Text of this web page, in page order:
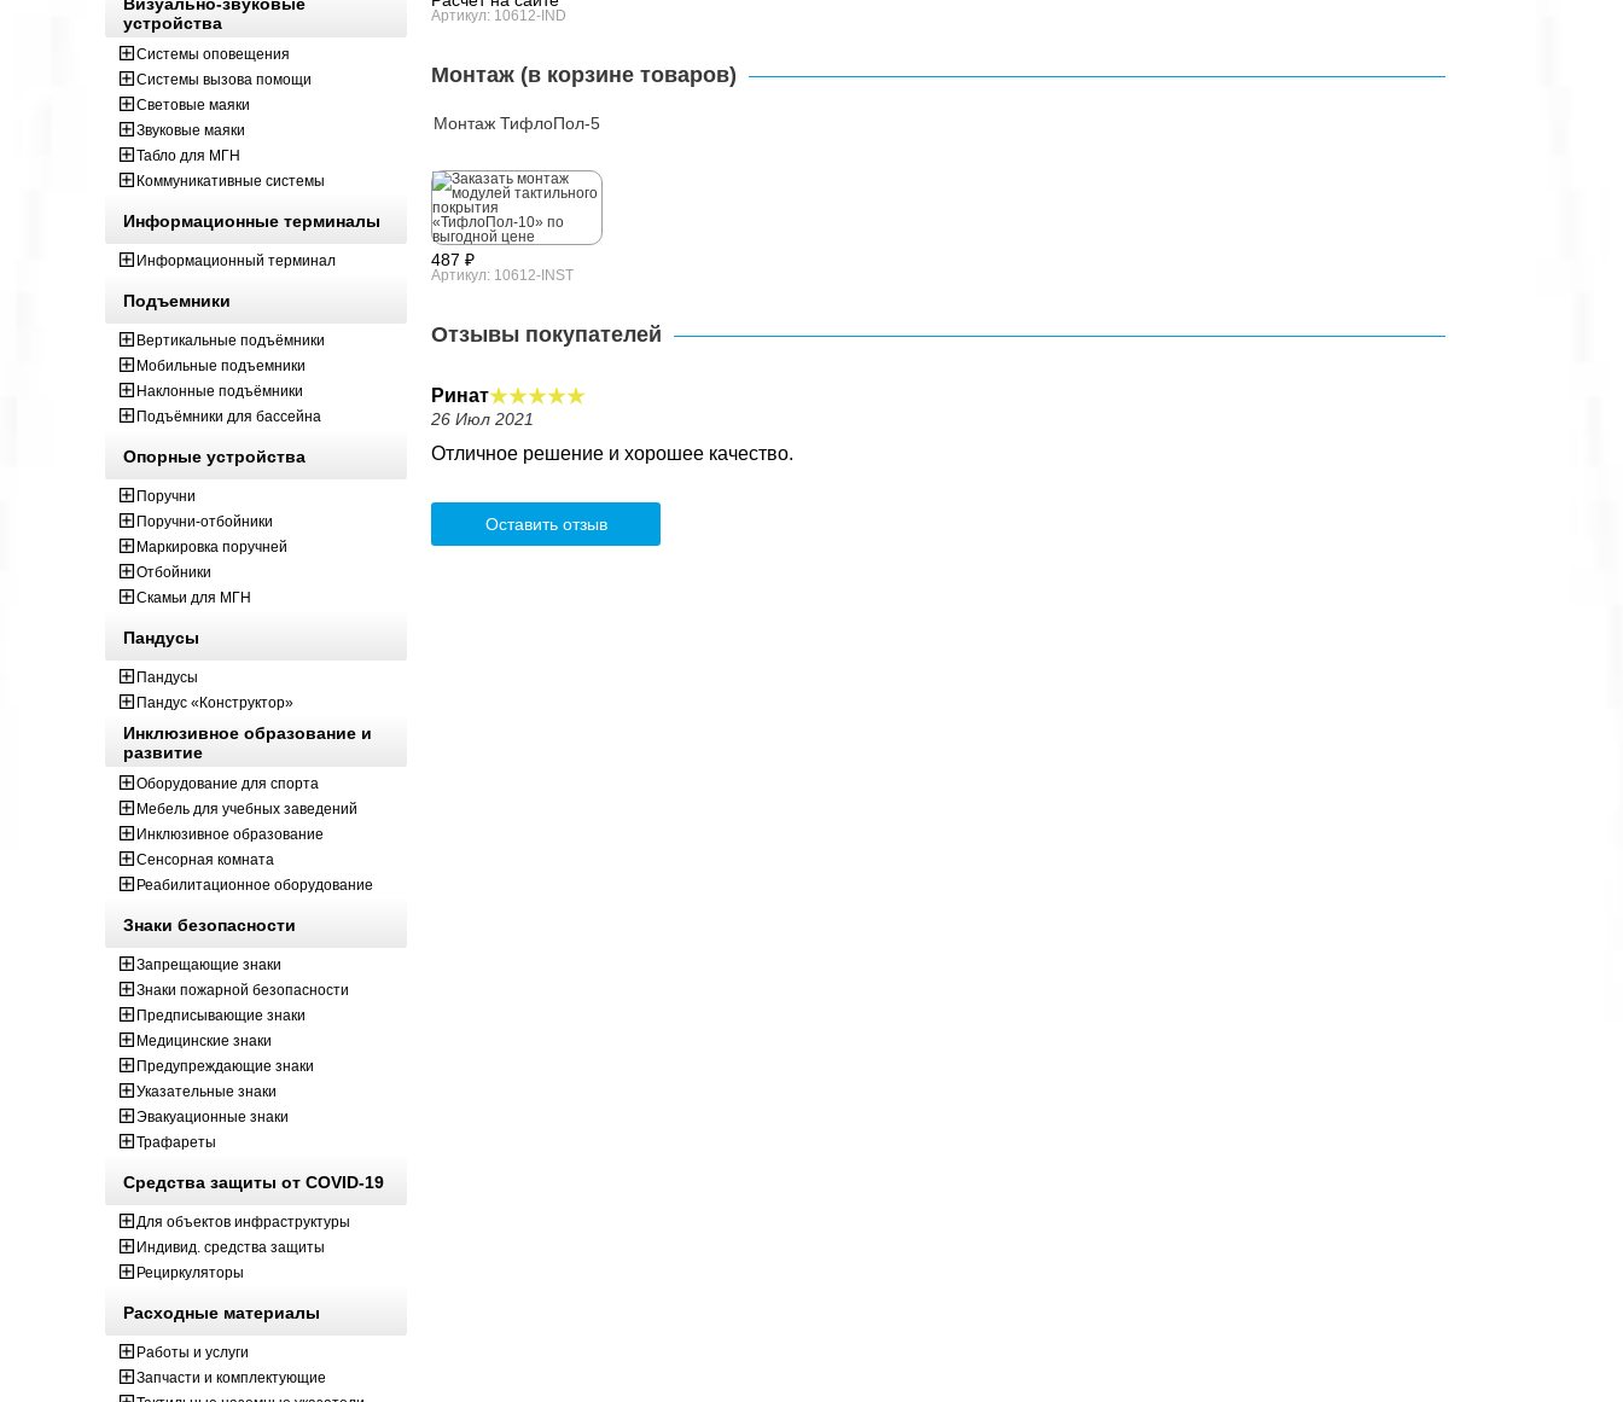
Артикул: 10612-IND
Монтаж (в корзине товаров)
Монтаж ТифлоПол-5
487 ₽
Артикул: 10612-INST
Отзывы покупателей
Ринат
26 Июл 2021
Отличное решение и хорошее качество.
Оставить отзыв
устройства
Системы оповещения
Системы вызова помощи
Световые маяки
Звуковые маяки
Табло для МГН
Коммуникативные системы
Информационные терминалы
Информационный терминал
Подъемники
Вертикальные подъёмники
Мобильные подъемники
Наклонные подъёмники
Подъёмники для бассейна
Опорные устройства
Поручни
Поручни-отбойники
Маркировка поручней
Отбойники
Скамьи для МГН
Пандусы
Пандусы
Пандус «Конструктор»
Инклюзивное образование и
развитие
Оборудование для спорта
Мебель для учебных заведений
Инклюзивное образование
Сенсорная комната
Реабилитационное оборудование
Знаки безопасности
Запрещающие знаки
Знаки пожарной безопасности
Предписывающие знаки
Медицинские знаки
Предупреждающие знаки
Указательные знаки
Эвакуационные знаки
Трафареты
Средства защиты от COVID-19
Для объектов инфраструктуры
Индивид. средства защиты
Рециркуляторы
Расходные материалы
Работы и услуги
Запчасти и комплектующие